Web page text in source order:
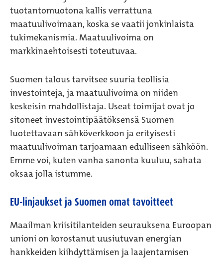
tuotantomuotona kallis verrattuna
maatuulivoimaan, koska se vaatii jonkinlaista
tukimekanismia. Maatuulivoima on
markkinaehtoisesti toteutuvaa.
Suomen talous tarvitsee suuria teollisia
investointeja, ja maatuulivoima on niiden
keskeisin mahdollistaja. Useat toimijat ovat jo
sitoneet investointipäätöksensä Suomen
luotettavaan sähköverkkoon ja erityisesti
maatuulivoiman tarjoamaan edulliseen sähköön.
Emme voi, kuten vanha sanonta kuuluu, sahata
oksaa jolla istumme.
EU-linjaukset ja Suomen omat tavoitteet
Maailman kriisitilanteiden seurauksena Euroopan
unioni on korostanut uusiutuvan energian
hankkeiden kiihdyttämisen ja laajentamisen